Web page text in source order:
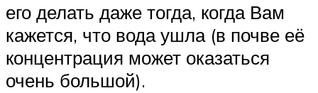
его делать даже тогда, когда Вам
кажется, что вода ушла (в почве её
концентрация может оказаться
очень большой).